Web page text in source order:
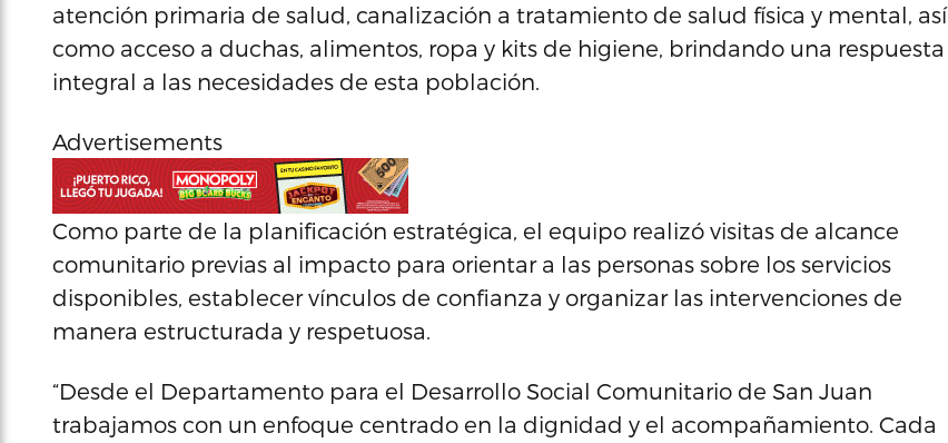
atención primaria de salud, canalización a tratamiento de salud física y mental, así
como acceso a duchas, alimentos, ropa y kits de higiene, brindando una respuesta
integral a las necesidades de esta población.
Advertisements
Como parte de la planificación estratégica, el equipo realizó visitas de alcance
comunitario previas al impacto para orientar a las personas sobre los servicios
disponibles, establecer vínculos de confianza y organizar las intervenciones de
manera estructurada y respetuosa.
“Desde el Departamento para el Desarrollo Social Comunitario de San Juan
trabajamos con un enfoque centrado en la dignidad y el acompañamiento. Cada